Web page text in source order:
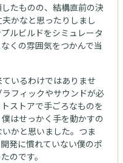
たものの、結構直前の決
かなと思ったりしまし
ルビルドをシミュレータ
くの雰囲気をつかんで当
いるわけではありませ
フィックやサウンドが必
ストアで手ごろなものを
はせっかく手を動かすの
かと思いました。つま
発に慣れていない僕のポ
のです。